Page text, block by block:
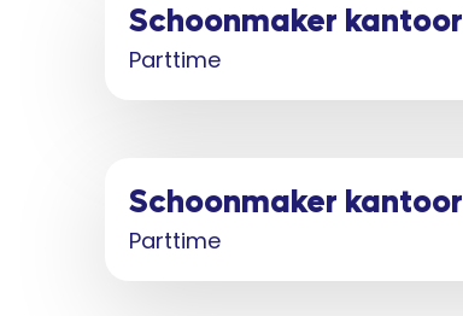
Schoonmaker kantoor
Parttime
Schoonmaker kantoor
Parttime